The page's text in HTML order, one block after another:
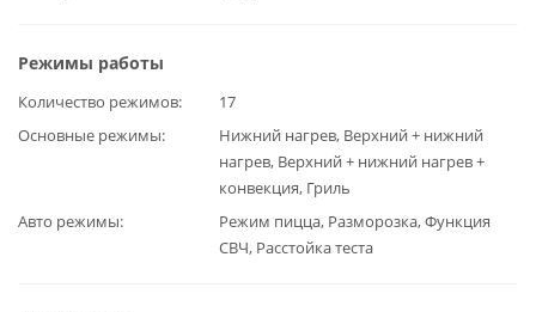
Режимы работы
Количество режимов
17
Основные режимы
Нижний нагрев, Верхний + нижний
нагрев, Верхний + нижний нагрев +
конвекция, Гриль
Авто режимы
Режим пицца, Разморозка, Функция
СВЧ, Расстойка теста